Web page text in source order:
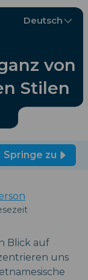
Deutsch
von
Stilen
Springe zu
Blick auf
uns